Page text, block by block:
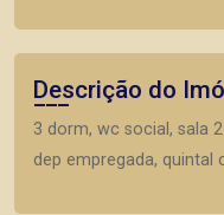
Descrição do
3 dorm, wc social, sala
dep empregada, quintal